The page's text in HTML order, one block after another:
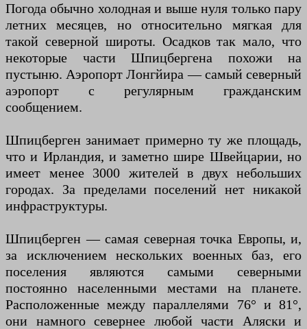
Погода обычно холодная и выше нуля только пару
летних месяцев, но относительно мягкая для
такой северной широты. Осадков так мало, что
некоторые части Шпицбергена похожи на
пустыню. Аэропорт Лонгйира — самый северный
аэропорт с регулярным гражданским
сообщением.
Шпицберген занимает примерно ту же площадь,
что и Ирландия, и заметно шире Швейцарии, но
имеет менее 3000 жителей в двух небольших
городах. За пределами поселений нет никакой
инфраструктуры.
Шпицберген — самая северная точка Европы, и,
за исключением нескольких военных баз, его
поселения являются самыми северными
постоянно населенными местами на планете.
Расположенные между параллелями 76° и 81°,
они намного севернее любой части Аляски и